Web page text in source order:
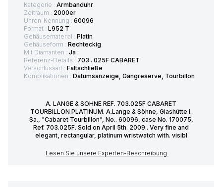
Kategorie : Armbanduhr
Zeitraum : 2000er
Uhren-Kennung : 60096
Format : L952 T
Gehäusematerial : Platin
Gehäuseform : Rechteckig
Mit Diamanten : Ja :
Referenz-Details : 703 . 025F CABARET
Verschlussart : Faltschließe
Komplikationen : Datumsanzeige, Gangreserve, Tourbillon
A. LANGE & SOHNE REF. 703.025F CABARET
TOURBILLON PLATINUM. A.Lange & Söhne, Glashütte i.
Sa., "Cabaret Tourbillon", No.. 60096, case No. 170075,
Ref. 703.025F. Sold on April 5th. 2009.. Very fine and
elegant, rectangular, platinum wristwatch with. visibl
Lesen Sie unsere Experten-Beschreibung